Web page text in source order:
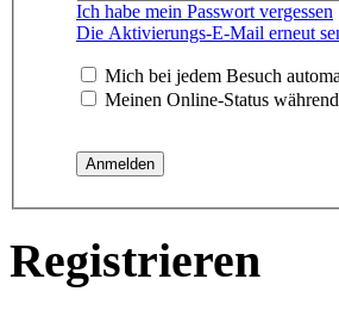
Ich habe mein Passwort vergessen
Die Aktivierungs-E-Mail erneut
Mich bei jedem Besuch
Meinen Online-Status
Registrieren